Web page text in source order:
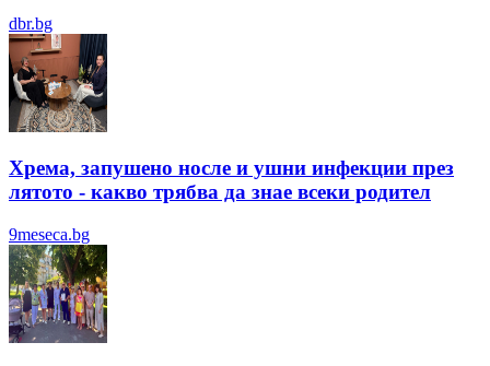
dbr.bg
Хрема, запушено носле и ушни инфекции през
лятотo - какво трябва да знае всеки родител
9meseca.bg